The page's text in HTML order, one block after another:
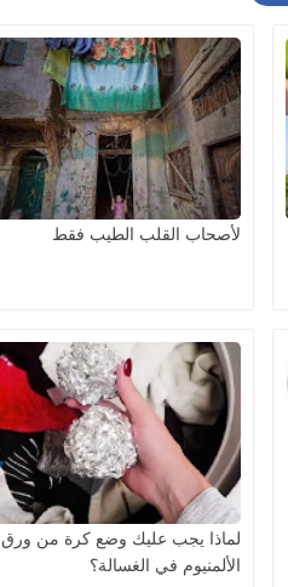
لأصحاب القلب الطيب فقط
لماذا يجب عليك وضع كرة من ورق
الألمنيوم في الغسالة؟